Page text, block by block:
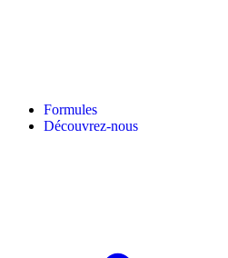
Formules
Découvrez-nous